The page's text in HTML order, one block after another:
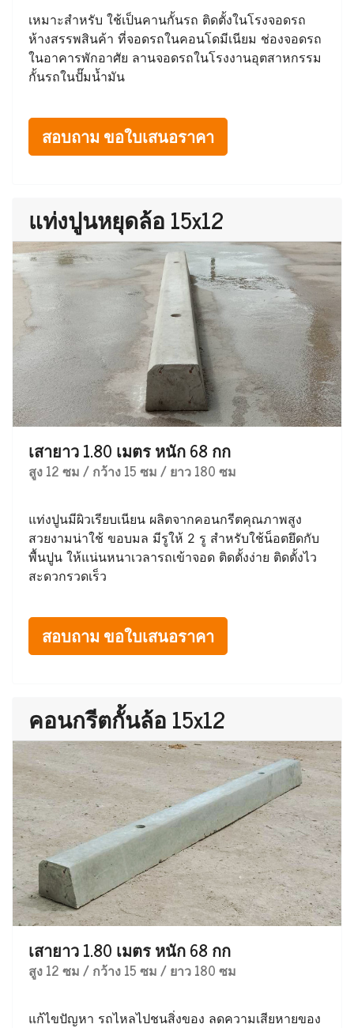
เหมาะสำหรับ ใช้เป็นคานกั้นรถ ติดตั้งในโรงจอดรถ
ห้างสรรพสินค้า ที่จอดรถในคอนโดมีเนียม ช่องจอดรถ
ในอาคารพักอาศัย ลานจอดรถในโรงงานอุตสาหกรรม
กั้นรถในปั๊มน้ำมัน
สอบถาม ขอใบเสนอราคา
แท่งปูนหยุดล้อ 15x12
เสายาว 1.80 เมตร หนัก 68 กก
สูง 12 ซม / กว้าง 15 ซม / ยาว 180 ซม
แท่งปูนมีผิวเรียบเนียน ผลิตจากคอนกรีตคุณภาพสูง
สวยงามน่าใช้ ขอบมล มีรูให้ 2 รู สำหรับใช้น็อตยึดกับ
พื้นปูน ให้แน่นหนาเวลารถเข้าจอด ติดตั้งง่าย ติดตั้งไว
สะดวกรวดเร็ว
สอบถาม ขอใบเสนอราคา
คอนกรีตกั้นล้อ 15x12
เสายาว 1.80 เมตร หนัก 68 กก
สูง 12 ซม / กว้าง 15 ซม / ยาว 180 ซม
แก้ไขปัญหา รถไหลไปชนสิ่งของ ลดความเสียหายของ